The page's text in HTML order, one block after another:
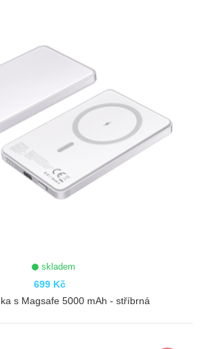
skladem
699 Kč
s Magsafe 5000 mAh - stříbrná